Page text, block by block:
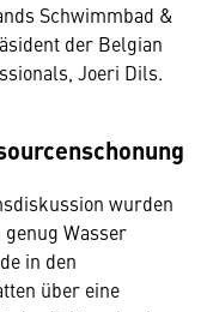
Schwimmbad &
der Belgian
Joeri Dils.
wurden
Wasser
in den
über eine